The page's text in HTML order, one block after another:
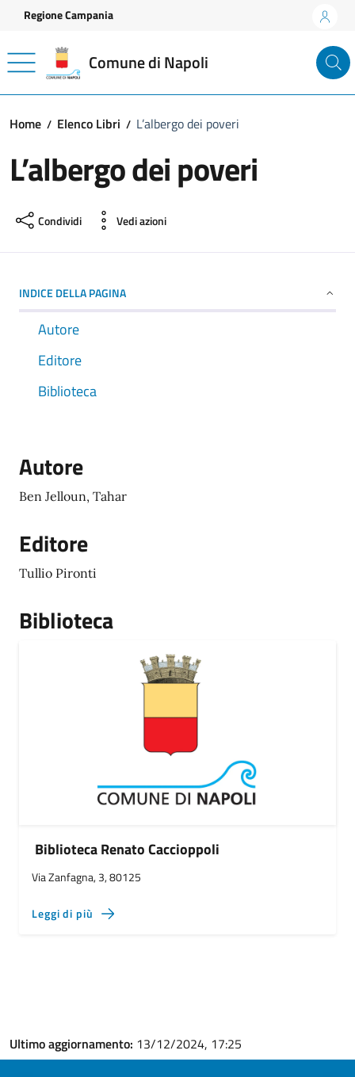
Vai ai contenuti
Vai al footer
Regione Campania
Comune di Napoli
Home Elenco Libri L’albergo dei poveri
L’albergo dei poveri
Condividi Vedi azioni
INDICE DELLA PAGINA
Autore
Editore
Biblioteca
Autore
Ben Jelloun, Tahar
Editore
Tullio Pironti
Biblioteca
Biblioteca Renato Caccioppoli
Via Zanfagna, 3, 80125
Leggi di più
Ultimo aggiornamento: 13/12/2024, 17:25